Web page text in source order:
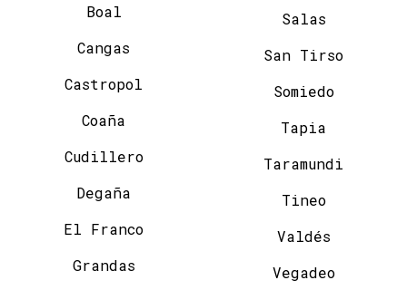
Boal
Cangas
Castropol
Coaña
Cudillero
Degaña
El Franco
Grandas
Salas
San Tirso
Somiedo
Tapia
Taramundi
Tineo
Valdés
Vegadeo